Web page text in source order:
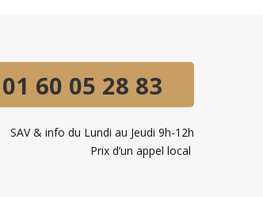
01 60 05 28 83
SAV & info du Lundi au Jeudi 9h-12h
Prix d’un appel local